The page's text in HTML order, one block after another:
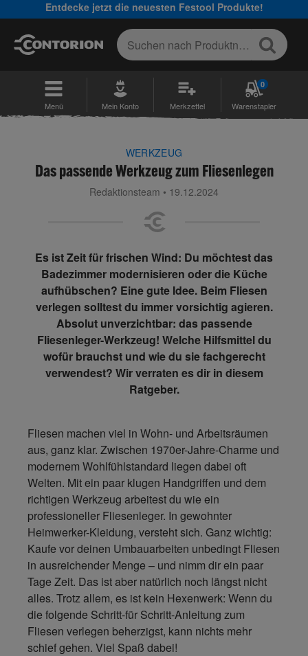
Entdecke jetzt die neuesten Festool Produkte!
Menü Mein Konto Merkzettel
0
Warenstapler
WERKZEUG
Das passende Werkzeug zum Fliesenlegen
Redaktionsteam • 19.12.2024
Es ist Zeit für frischen Wind: Du möchtest das
Badezimmer modernisieren oder die Küche
aufhübschen? Eine gute Idee. Beim Fliesen
verlegen solltest du immer vorsichtig agieren.
Absolut unverzichtbar: das passende
Fliesenleger-Werkzeug! Welche Hilfsmittel du
wofür brauchst und wie du sie fachgerecht
verwendest? Wir verraten es dir in diesem
Ratgeber.
Fliesen machen viel in Wohn- und Arbeitsräumen
aus, ganz klar. Zwischen 1970er-Jahre-Charme und
modernem Wohlfühlstandard liegen dabei oft
Welten. Mit ein paar klugen Handgriffen und dem
richtigen Werkzeug arbeitest du wie ein
professioneller Fliesenleger. In gewohnter
Heimwerker-Kleidung, versteht sich. Ganz wichtig:
Kaufe vor deinen Umbauarbeiten unbedingt Fliesen
in ausreichender Menge – und nimm dir ein paar
Tage Zeit. Das ist aber natürlich noch längst nicht
alles. Trotz allem, es ist kein Hexenwerk: Wenn du
die folgende Schritt-für Schritt-Anleitung zum
Fliesen verlegen beherzigst, kann nichts mehr
schief gehen. Viel Spaß dabei!